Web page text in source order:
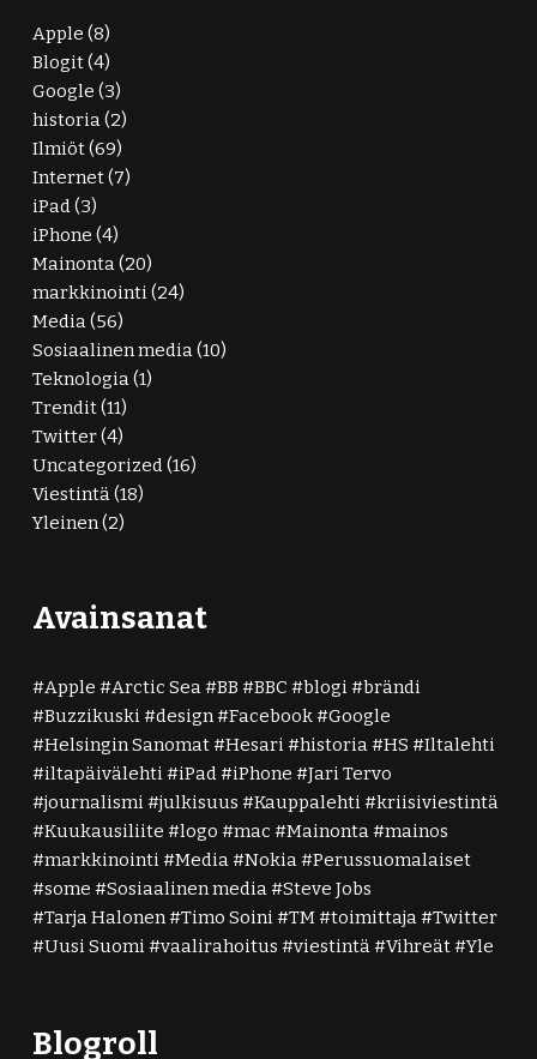
Apple (8)
Blogit(4)
Google (3)
historia(2)
Ilmiöt(69)
Internet(7)
iPad(3)
iPhone (4)
Mainonta(20)
markkinointi(24)
Media(56)
Sosiaalinen media(10)
Teknologia(1)
Trendit(11)
Twitter(4)
Uncategorized(16)
Viestintä(18)
Yleinen(2)
Avainsanat
Apple Arctic Sea BB BBC blogi
brändi
Buzzikuski
design Facebook
Google
Helsingin Sanomat
Hesari historia HS
Iltalehti
iltapäivälehti
iPad iPhone
Jari Tervo
journalismi
julkisuus Kauppalehti
kriisiviestintä
Kuukausiliite
logo mac Mainonta
mainos
markkinointi
Media Nokia
Perussuomalaiset
some
Sosiaalinen media
Steve Jobs
Tarja Halonen
Timo Soini TM toimittaja
Twitter
Uusi Suomi
vaalirahoitus viestintä Vihreät Yle
Blogroll